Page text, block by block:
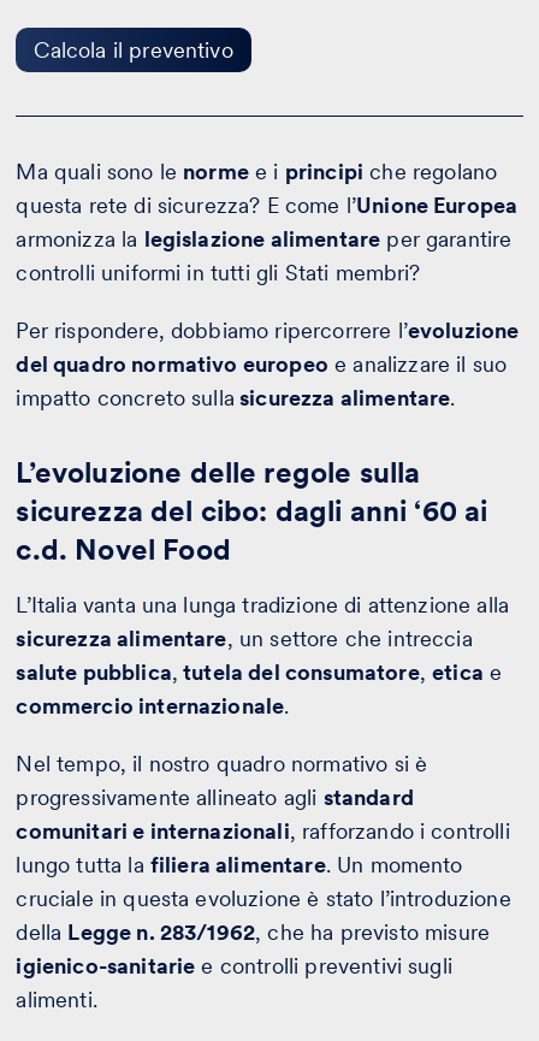
Calcola il preventivo
Ma quali sono le normee i principi che regolano
questa rete di sicurezza? E come l’Unione Europea
armonizza la legislazione alimentare per garantire
controlli uniformi in tutti gli Stati membri?
Per rispondere, dobbiamo ripercorrere l’evoluzione
del quadro normativo europeo e analizzare il suo
impatto concreto sulla sicurezza alimentare.
L’evoluzione delle regole sulla
sicurezza del cibo: dagli anni ‘60 ai
c.d. Novel Food
L’Italia vanta una lunga tradizione di attenzione alla
sicurezza alimentare, un settore che intreccia
salute pubblica, tutela del consumatore,etica e
commercio internazionale.
Nel tempo, il nostro quadro normativo si è
progressivamente allineato agli standard
comunitari e internazionali, rafforzando i controlli
lungo tutta la filiera alimentare. Un momento
cruciale in questa evoluzione è stato l’introduzione
della Legge n. 283/1962, che ha previsto misure
igienico-sanitarie e controlli preventivi sugli
alimenti.